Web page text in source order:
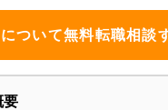
ついて無料転職相談
要